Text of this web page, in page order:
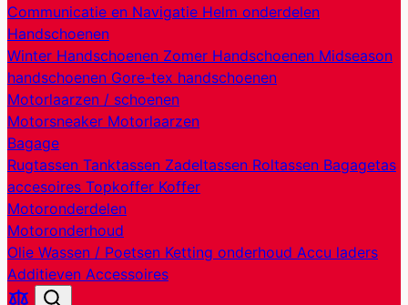
Communicatie en Navigatie Helm onderdelen
Handschoenen
Winter Handschoenen Zomer Handschoenen Midseason
handschoenen Gore-tex handschoenen
Motorlaarzen / schoenen
Motorsneaker Motorlaarzen
Bagage
Rugtassen Tanktassen Zadeltassen Roltassen Bagagetas
accesoires Topkoffer Koffer
Motoronderdelen
Motoronderhoud
Olie Wassen / Poetsen Ketting onderhoud Accu laders
Additieven Accessoires
Producten
Zoek